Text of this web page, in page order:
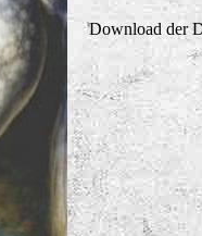
Download der